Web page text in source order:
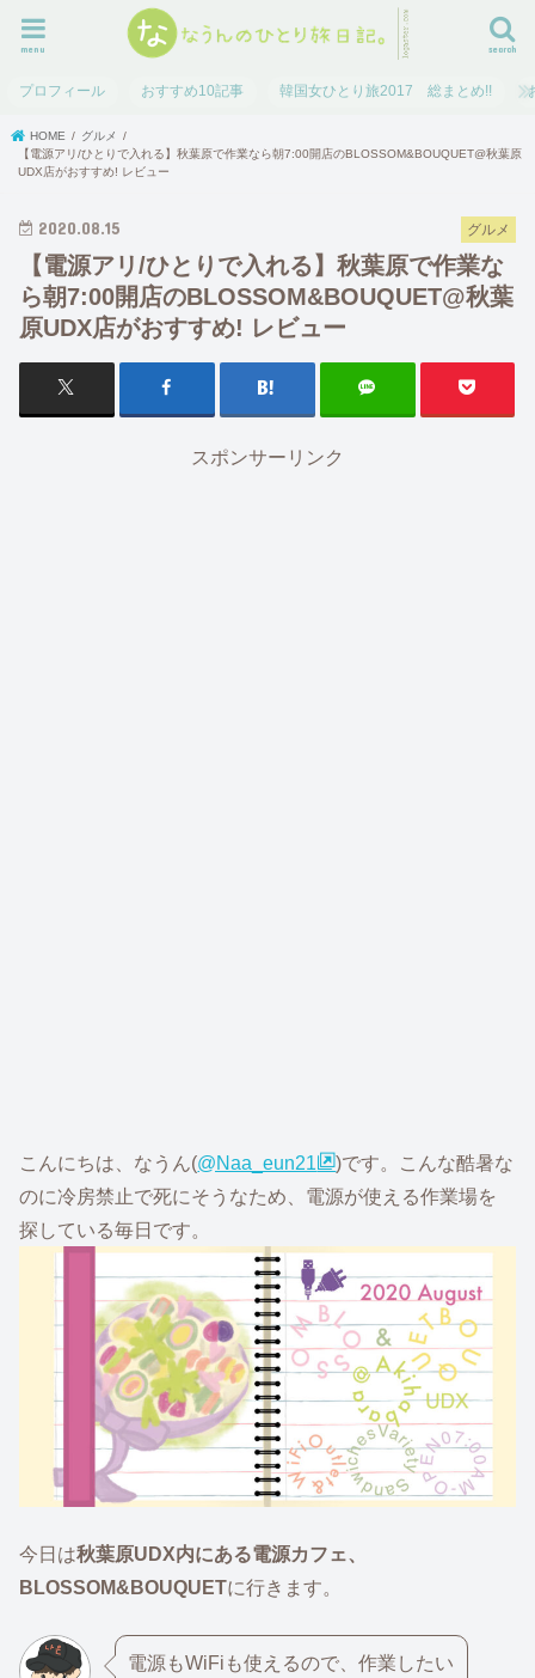
search
menu
プロフィール おすすめ10記事 韓国女ひとり旅2017 総まとめ!!
HOME
グルメ
【電源アリ/ひとりで入れる】秋葉原で作業なら朝7:00開店のBLOSSOM&BOUQUET@秋葉原
UDX店がおすすめ! レビュー
グルメ
2020.08.15
【電源アリ/ひとりで入れる】秋葉原で作業な
ら朝7:00開店のBLOSSOM&BOUQUET@秋葉
原UDX店がおすすめ! レビュー
スポンサーリンク
こんにちは、なうん(@Naa_eun21
)です。こんな酷暑な
のに冷房禁止で死にそうなため、電源が使える作業場を
探している毎日です。
今日は秋葉原UDX内にある電源カフェ、
BLOSSOM&BOUQUETに行きます。
電源もWiFiも使えるので、作業したい